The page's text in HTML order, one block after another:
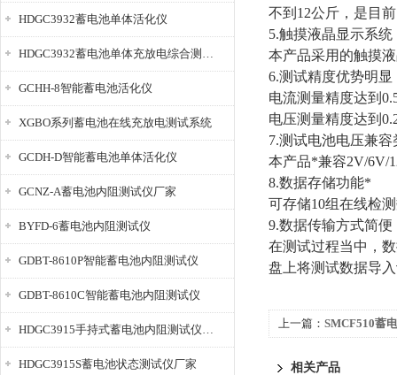
HDGC3932蓄电池单体活化仪
HDGC3932蓄电池单体充放电综合测试仪
GCHH-8智能蓄电池活化仪
XGBO系列蓄电池在线充放电测试系统
GCDH-D智能蓄电池单体活化仪
GCNZ-A蓄电池内阻测试仪厂家
BYFD-6蓄电池内阻测试仪
GDBT-8610P智能蓄电池内阻测试仪
GDBT-8610C智能蓄电池内阻测试仪
HDGC3915手持式蓄电池内阻测试仪厂家
HDGC3915S蓄电池状态测试仪厂家
不到 12公斤，是目
5.触摸液晶显示系统
本产品采用的触摸
6.测试精度优势明显
电流测量精度达到
电压测量精度达到
7.测试电池电压兼容
本产品*兼容2V/6V/
8.数据存储功能*
可存储10组在线检
9.数据传输方式简便
在测试过程当中，
盘上将测试数据导
上一篇： SMCF510蓄
相关产品